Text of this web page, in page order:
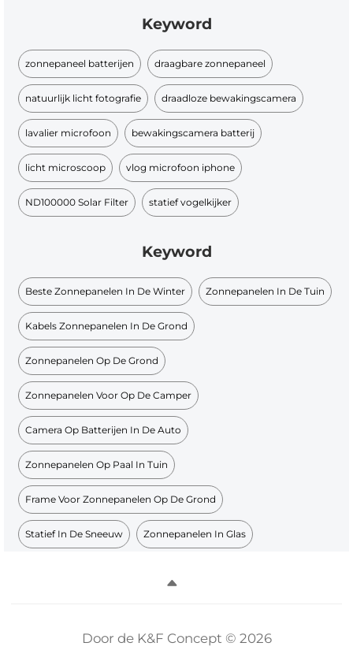
Keyword
zonnepaneel batterijen draagbare zonnepaneel
natuurlijk licht fotografie draadloze bewakingscamera
lavalier microfoon bewakingscamera batterij
licht microscoop vlog microfoon iphone
ND100000 Solar Filter statief vogelkijker
Keyword
Beste Zonnepanelen In De Winter Zonnepanelen In De Tuin
Kabels Zonnepanelen In De Grond
Zonnepanelen Op De Grond
Zonnepanelen Voor Op De Camper
Camera Op Batterijen In De Auto
Zonnepanelen Op Paal In Tuin
Frame Voor Zonnepanelen Op De Grond
Statief In De Sneeuw Zonnepanelen In Glas
Door de K&F Concept © 2026